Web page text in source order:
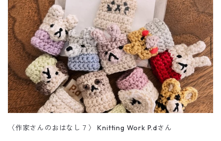
〈作家さんのおはなし７〉 Knitting Work P.dさん